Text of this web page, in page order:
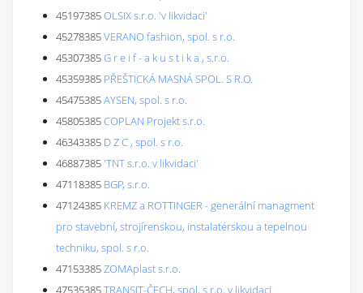
45197385OLSIX s.r.o. 'v likvidaci'
45278385VERANO fashion, spol. s r.o.
45307385G r e i f - a k u s t i k a , s.r.o.
45359385 PŘEŠTICKÁ MASNÁ SPOL. S R.O.
45475385AYSEN, spol. s r.o.
45805385COPLAN Projekt s.r.o.
46343385 D Z C , spol. s r.o.
46887385'TNT s.r.o. v likvidaci'
47118385 BGP, s.r.o.
47124385 KREMZ a ROTTINGER - generální managment
pro stavební, strojírenskou, instalatérskou a tepelnou
techniku, spol. s r.o.
47153385ZOMAplast s.r.o.
47535385TRANSIT-ČECH, spol. s r.o. v likvidaci